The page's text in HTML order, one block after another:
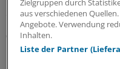
eine viel größere
07.08.2026
Zielgruppen durch
aus verschiedenen
Angebote. Verwendung
Inhalten.
Liste der Partner